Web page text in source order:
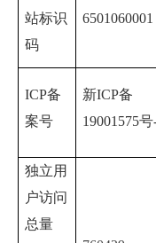
站标识
码
6501060001
ICP备
案号
新ICP备
19001575号
独立用
户访问
总量